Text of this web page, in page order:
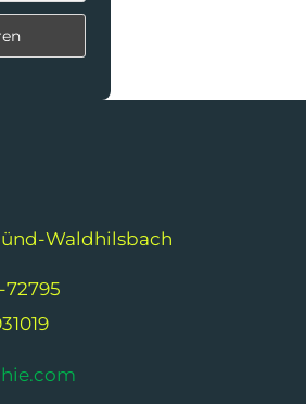
Waldhilsbach
72795